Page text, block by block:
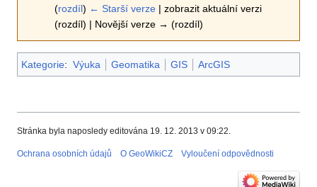
(rozdíl) ← Starší verze | zobrazit aktuální verzi
(rozdíl) | Novější verze → (rozdíl)
Kategorie: Výuka Geomatika GIS ArcGIS
Stránka byla naposledy editována 19. 12. 2013 v 09:22.
Ochrana osobních údajů O GeoWikiCZ Vyloučení odpovědnosti